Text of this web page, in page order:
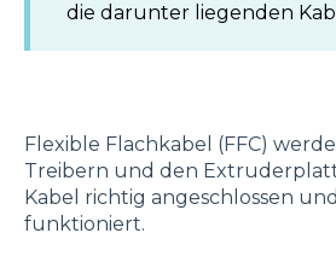
die darunter liegenden
Flexible Flachkabel (FFC)
Treibern und den
Kabel richtig angeschlossen
funktioniert.